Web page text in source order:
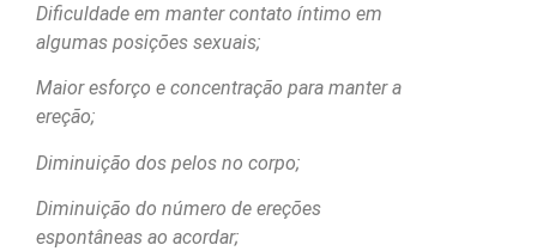
Dificuldade em manter contato íntimo em
algumas posições sexuais;
Maior esforço e concentração para manter a
ereção;
Diminuição dos pelos no corpo;
Diminuição do número de ereções
espontâneas ao acordar;